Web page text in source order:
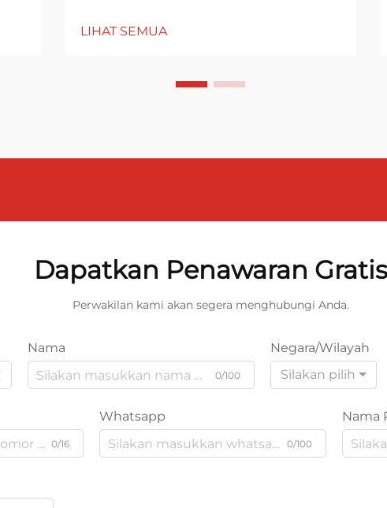
LIHAT SEMUA
Dapatkan Penawaran Gratis
Perwakilan kami akan segera menghubungi Anda.
Nama
0/100
Negara/Wilayah
Silakan pilih
0/16
Whatsapp
0/100
Nama